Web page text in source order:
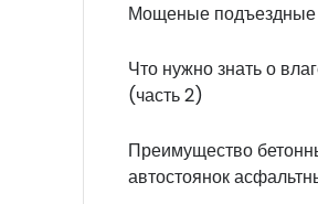
Мощеные подъездные
Что нужно знать о
(часть 2)
Преимущество
автостоянок